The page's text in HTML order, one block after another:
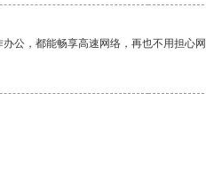
公，都能畅享高速网络，再也不用担